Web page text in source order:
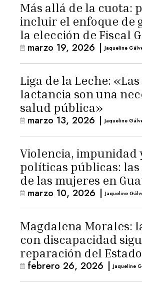
Más allá de la cuota:
incluir el enfoque de
la elección de Fiscal
marzo 19, 2026 | Jaqueline
Liga de la Leche:
lactancia son una
salud pública»
marzo 13, 2026 | Jaqueline
Violencia, impunidad
políticas públicas: las
de las mujeres en
marzo 10, 2026 | Jaqueline
Magdalena Morales:
con discapacidad
reparación del Estado
febrero 26, 2026 | Jaqueline